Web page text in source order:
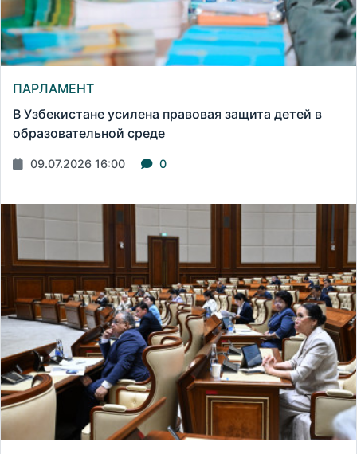
ПАРЛАМЕНТ
В Узбекистане усилена правовая защита детей в
образовательной среде
09.07.2026 16:00 0